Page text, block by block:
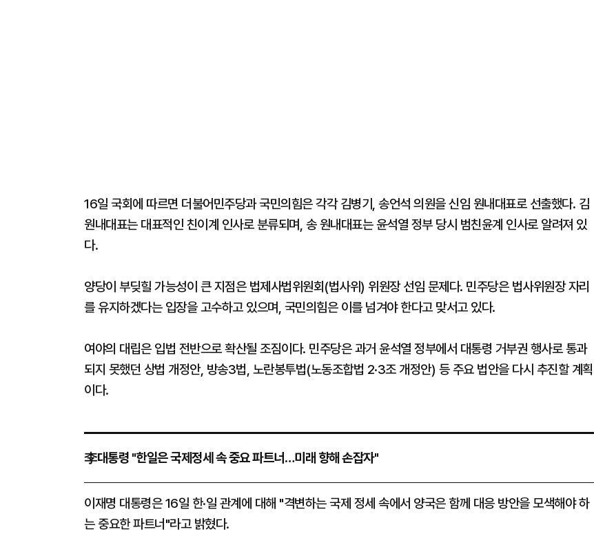
16일 국회에 따르면 더불어민주당과 국민의힘은 각각 김병기, 송언석 의원을 신임 원내대표로 선출했다. 김
원내대표는 대표적인 친이계 인사로 분류되며, 송 원내대표는 윤석열 정부 당시 범친윤계 인사로 알려져 있
다.
양당이 부딪힐 가능성이 큰 지점은 법제사법위원회(법사위) 위원장 선임 문제다. 민주당은 법사위원장 자리
를 유지하겠다는 입장을 고수하고 있으며, 국민의힘은 이를 넘겨야 한다고 맞서고 있다.
여야의 대립은 입법 전반으로 확산될 조짐이다. 민주당은 과거 윤석열 정부에서 대통령 거부권 행사로 통과
되지 못했던 상법 개정안, 방송3법, 노란봉투법(노동조합법 2·3조 개정안) 등 주요 법안을 다시 추진할 계획
이다.
李대통령 "한일은 국제정세 속 중요 파트너…미래 향해 손잡자"
이재명 대통령은 16일 한·일 관계에 대해 "격변하는 국제 정세 속에서 양국은 함께 대응 방안을 모색해야 하
는 중요한 파트너"라고 밝혔다.